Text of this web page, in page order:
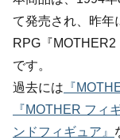
て発売され、昨年
RPG『MOTHER2
です。
過去には 『
『MOTHER フィ
ンドフィギュア』